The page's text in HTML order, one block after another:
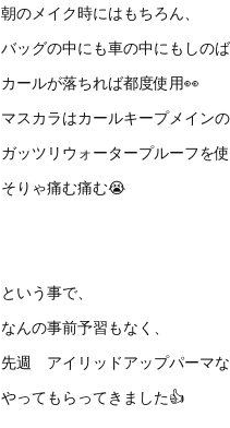
朝のメイク時にはもちろん、
バッグの中にも車の中にもしのば
カールが落ちれば都度使用👀
マスカラはカールキープメインの
ガッツリウォータープルーフを
そりゃ痛む痛む😭
という事で、
なんの事前予習もなく、
先週 アイリッドアップパーマ
やってもらってきました👍